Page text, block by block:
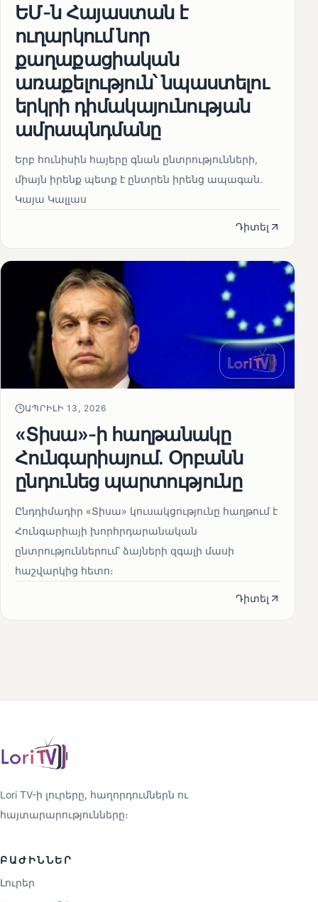
ԵՄ-ն Հայաստան է
ուղարկում նոր
քաղաքացիական
առաքելություն՝ նպաստելու
երկրի դիմակայունության
ամրապնդմանը
Երբ հունիսին հայերը գնան ընտրությունների,
միայն իրենք պետք է ընտրեն իրենց ապագան.
Կայա Կալլաս
Դիտել
ԱՊՐԻԼԻ 13, 2026
«Տիսա»-ի հաղթանակը
Հունգարիայում․ Օրբանն
ընդունեց պարտությունը
Ընդդիմադիր «Տիսա» կուսակցությունը հաղթում է
Հունգարիայի խորհրդարանական
ընտրություններում՝ ձայների զգալի մասի
հաշվարկից հետո։
Դիտել
Lori TV-ի լուրերը, հաղորդումներն ու
հայտարարությունները։
ԲԱԺԻՆՆԵՐ
Լուրեր